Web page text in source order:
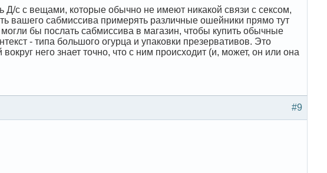
с с вещами, которые обычно не имеют никакой связи с сексом,
вашего сабмиссива примерять различные ошейники прямо тут
бы послать сабмиссива в магазин, чтобы купить обычные
- типа большого огурца и упаковки презервативов. Это
него знает точно, что с ним происходит (и, может, он или она
#9